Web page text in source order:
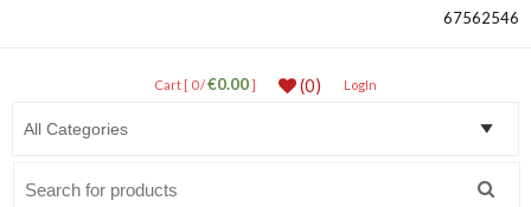
67562546
Cart [ 0 /€0.00] (0) LogIn